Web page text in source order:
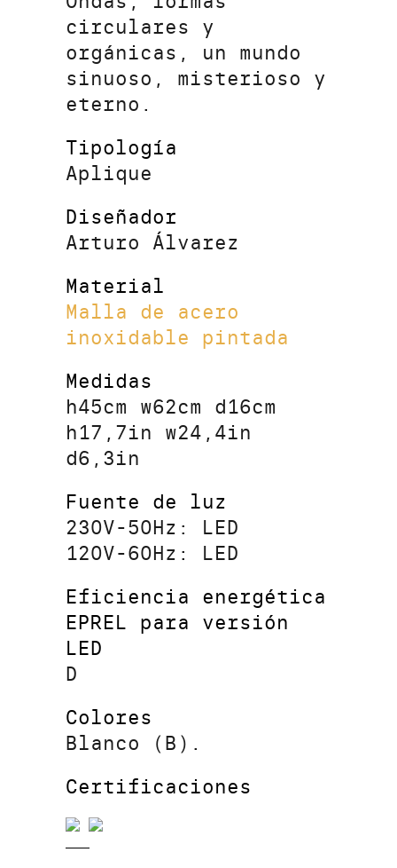
circulares y
orgánicas, un mundo
sinuoso, misterioso y
eterno.
Tipología
Aplique
Diseñador
Arturo Álvarez
Material
Malla de acero
inoxidable pintada
Medidas
h45cm w62cm d16cm
h17,7in w24,4in
d6,3in
Fuente de luz
230V-50Hz: LED
120V-60Hz: LED
Eficiencia energética
EPREL para versión
LED
D
Colores
Blanco (B).
Certificaciones